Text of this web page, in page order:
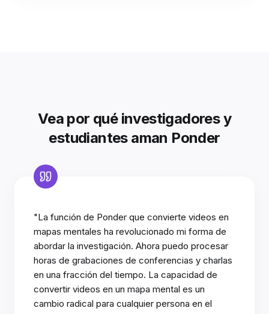
Vea por qué investigadores y
estudiantes aman Ponder
"La función de Ponder que convierte videos en
mapas mentales ha revolucionado mi forma de
abordar la investigación. Ahora puedo procesar
horas de grabaciones de conferencias y charlas
en una fracción del tiempo. La capacidad de
convertir videos en un mapa mental es un
cambio radical para cualquier persona en el